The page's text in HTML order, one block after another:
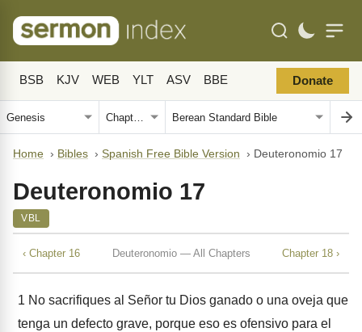
BSB KJV WEB YLT ASV BBE Donate
Home › Bibles › Spanish Free Bible Version › Deuteronomio 17
Deuteronomio 17
VBL
‹ Chapter 16 Deuteronomio — All Chapters Chapter 18 ›
1 No sacrifiques al Señor tu Dios ganado o una oveja que
tenga un defecto grave, porque eso es ofensivo para el